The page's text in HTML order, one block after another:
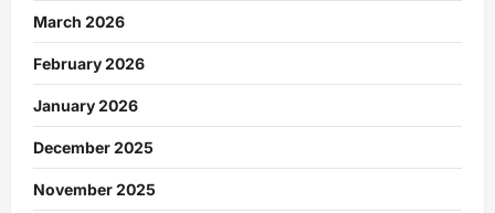
March 2026
February 2026
January 2026
December 2025
November 2025